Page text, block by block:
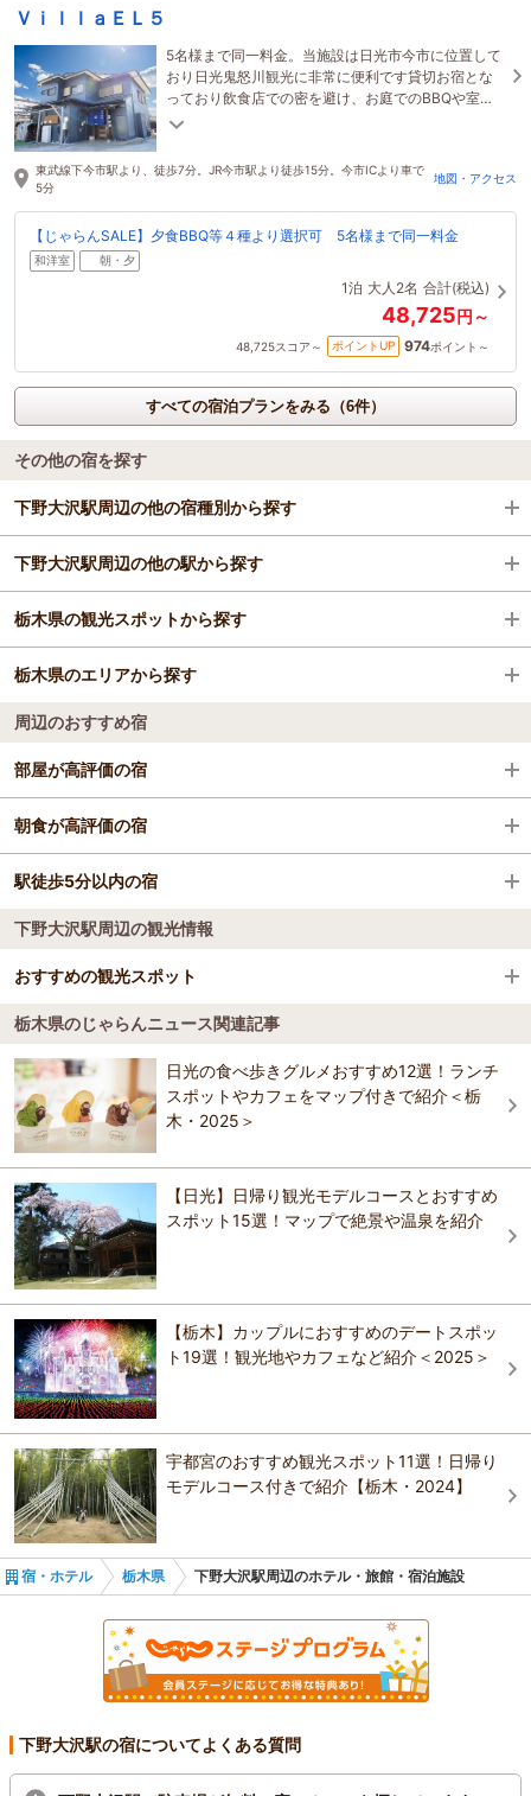
ＶｉｌｌａＥＬ５
5名様まで同一料金。当施設は日光市今市に位置して
おり日光鬼怒川観光に非常に便利です貸切お宿とな
っており飲食店での密を避け、お庭でのBBQや室内
でのしゃぶしゃぶ、五右衛門風呂もお楽しみいただ
東武線下今市駅より、徒歩7分。JR今市駅より徒歩15分。今市ICより車で
5分
地図・アクセス
【じゃらんSALE】夕食BBQ等４種より選択可 5名様まで同一料金
和洋室 朝・夕
1泊 大人2名 合計(税込)
48,725円～
48,725スコア～ ポイントUP 974ポイント～
すべての宿泊プランをみる（6件）
その他の宿を探す
下野大沢駅周辺の他の宿種別から探す
旅館
下野大沢駅周辺の他の駅から探す
日光駅
今市駅
下今市駅
大桑駅
間藤駅
栃木県の観光スポットから探す
日光東照宮
那須どうぶつ王国
江戸ワンダーランド日光江戸村
那須ガーデンアウトレット
那須高原りんどう湖ファミリー牧場
華厳滝
中禅寺湖
栃木県のエリアから探す
宇都宮・さくら
佐野・小山・足利・鹿沼
鬼怒川・川治・湯西川・川俣
塩原・矢板・大田原・西那須野
馬頭・茂木・益子・真岡
周辺のおすすめ宿
部屋が高評価の宿
日光ステーションホテルクラシック
露天・半露天風呂付の宿 日光 ワンモアタイム
奥日光 森のホテル
中禅寺金谷ホテル
日光金谷ホテル
小槌の宿 鶴亀大吉
ホテルファミテック 日光駅前
TAOYA日光霧降
日光美食の宿 ポンドテェイル
朝食が高評価の宿
日光ステーションホテルクラシック
露天・半露天風呂付の宿 日光 ワンモアタイム
休暇村 日光湯元
奥日光 森のホテル
中禅寺金谷ホテル
日光金谷ホテル
小槌の宿 鶴亀大吉
TAOYA日光霧降
日光美食の宿 ポンドテェイル
プティホテル セ・ボン
駅徒歩5分以内の宿
日光ステーションホテルクラシック
ホテルファミテック 日光駅前
日光パークロッジ東武駅前
日光ステーションホテル Ⅱ番館
日光湯元温泉 紫雲荘
オーベルジュ ブエナビスタ
レストランメープル＆民宿 白樺
下野大沢駅周辺の観光情報
おすすめの観光スポット
湯滝
4.4
湯ノ湖の水が三岳熔岩流の高さ６0メートルの岩壁を流れ落ち、湯川と
なって戦場ヶ原を流れる。 【規模】落差60ｍ／巾20ｍ全長110ｍ
栃木県のじゃらんニュース関連記事
日光の食べ歩きグルメおすすめ12選！ランチ
スポットやカフェをマップ付きで紹介＜栃
木・2025＞
【日光】日帰り観光モデルコースとおすすめ
スポット15選！マップで絶景や温泉を紹介
【栃木】カップルにおすすめのデートスポッ
ト19選！観光地やカフェなど紹介＜2025＞
宇都宮のおすすめ観光スポット11選！日帰り
モデルコース付きで紹介【栃木・2024】
宿・ホテル 栃木県 下野大沢駅周辺のホテル・旅館・宿泊施設
下野大沢駅の宿についてよくある質問